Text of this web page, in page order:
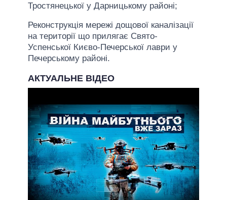
Тростянецької у Дарницькому районі;
Реконструкція мережі дощової каналізації
на території що прилягає Свято-
Успенської Києво-Печерської лаври у
Печерському районі.
АКТУАЛЬНЕ ВІДЕО